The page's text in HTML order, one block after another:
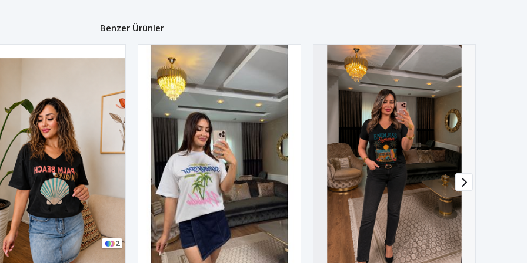
Benzer Ürünler
2